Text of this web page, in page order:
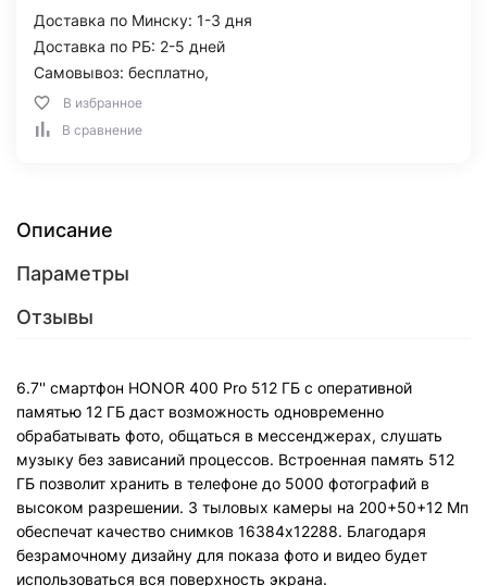
Доставка по Минску: 1-3 дня
Доставка по РБ: 2-5 дней
Самовывоз: бесплатно,
В избранное
В сравнение
Описание
Параметры
Отзывы
6.7'' смартфон HONOR 400 Pro 512 ГБ с оперативной
памятью 12 ГБ даст возможность одновременно
обрабатывать фото, общаться в мессенджерах, слушать
музыку без зависаний процессов. Встроенная память 512
ГБ позволит хранить в телефоне до 5000 фотографий в
высоком разрешении. 3 тыловых камеры на 200+50+12 Мп
обеспечат качество снимков 16384х12288. Благодаря
безрамочному дизайну для показа фото и видео будет
использоваться вся поверхность экрана.